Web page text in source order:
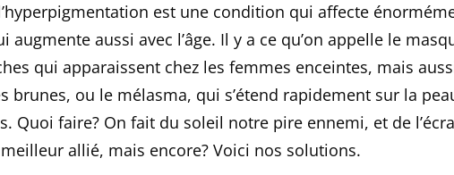
est une condition qui affecte
augmente aussi avec l’âge. Il y a ce qu’on appelle le
qui apparaissent chez les femmes enceintes, mais
brunes, ou le mélasma, qui s’étend rapidement sur la
Quoi faire? On fait du soleil notre pire ennemi, et de
allié, mais encore? Voici nos solutions.